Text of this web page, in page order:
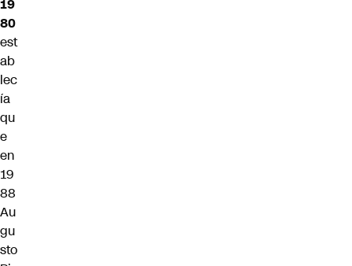
19
80
est
ab
lec
ía
qu
e
en
19
88
Au
gu
sto